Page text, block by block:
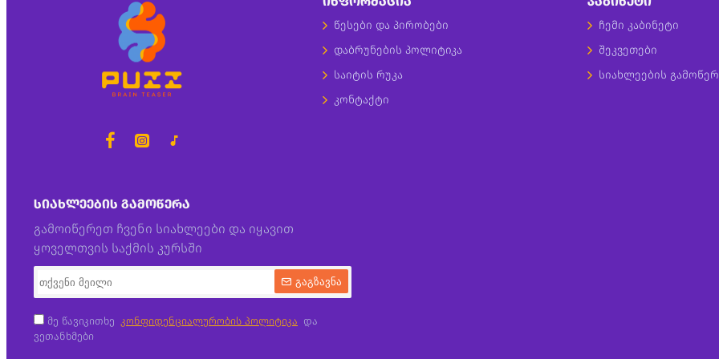
წესები და პირობები
დაბრუნების პოლიტიკა
საიტის რუკა
კონტაქტი
ჩემი კაბინეტი
შეკვეთები
სიახლეების
ᲡᲘᲐᲮᲚᲔᲔᲑᲘᲡ ᲒᲐᲛᲝᲬᲔᲠᲐ
გამოიწერეთ ჩვენი სიახლეები და იყავით
ყოველთვის საქმის კურსში
გაგზავნა
მე წავიკითხე კონფიდენციალურობის პოლიტიკა და
ვეთანხმები